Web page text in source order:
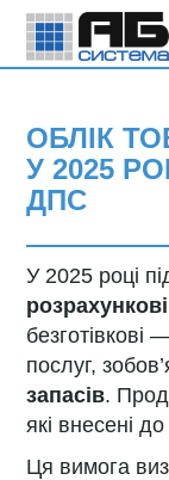
ОБЛІК
У 2025
ДПС
У 2025 році
безготівкові
послуг,
запасів.
які внесені
Ця вимога